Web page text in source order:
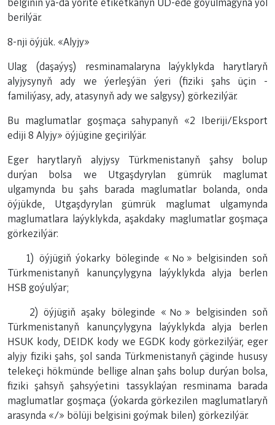
belginiň ýa-da ýörite etiketkanyň ÜD-ede goýulmagyna ýol
berilýär.
8-nji öýjük. «Alyjy»
Ulag (daşaýyş) resminamalaryna laýyklykda harytlaryň
alyjysynyň ady we ýerleşýän ýeri (fiziki şahs üçin -
familiýasy, ady, atasynyň ady we salgysy) görkezilýär.
Bu maglumatlar goşmaça sahypanyň «2 Iberiji/Eksport
ediji 8 Alyjy» öýjügine geçirilýär.
Eger harytlaryň alyjysy Türkmenistanyň şahsy bolup
durýan bolsa we Utgaşdyrylan gümrük maglumat
ulgamynda bu şahs barada maglumatlar bolanda, onda
öýjükde, Utgaşdyrylan gümrük maglumat ulgamynda
maglumatlara laýyklykda, aşakdaky maglumatlar goşmaça
görkezilýär:
1) öýjügiň ýokarky böleginde «№» belgisinden soň
Türkmenistanyň kanunçylygyna laýyklykda alyja berlen
HSB goýulýar;
2) öýjügiň aşaky böleginde «№» belgisinden soň
Türkmenistanyň kanunçylygyna laýyklykda alyja berlen
HSUK kody, DEIDK kody we EGDK kody görkezilýär, eger
alyjy fiziki şahs, şol sanda Türkmenistanyň çäginde hususy
telekeçi hökmünde bellige alnan şahs bolup durýan bolsa,
fiziki şahsyň şahsyýetini tassyklaýan resminama barada
maglumatlar goşmaça (ýokarda görkezilen maglumatlaryň
arasynda «/» bölüji belgisini goýmak bilen) görkezilýär.